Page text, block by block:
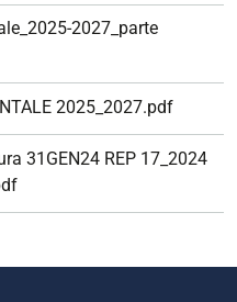
2027_parte
2025_2027.pdf
31GEN24 REP 17_2024